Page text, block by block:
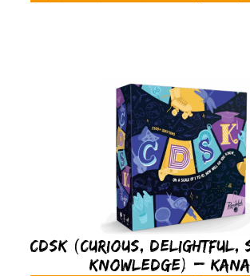
CDSK (Curious, Delightful,
Knowledge) –